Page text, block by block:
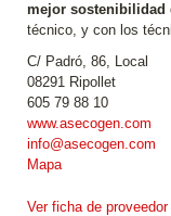
mejor sostenibilidad
técnico, y con los
C/ Padró, 86, Local
08291 Ripollet
605 79 88 10
www.asecogen.com
info@asecogen.com
Mapa
Ver ficha de